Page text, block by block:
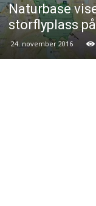
Naturbase
storflyplass
24. november 2016